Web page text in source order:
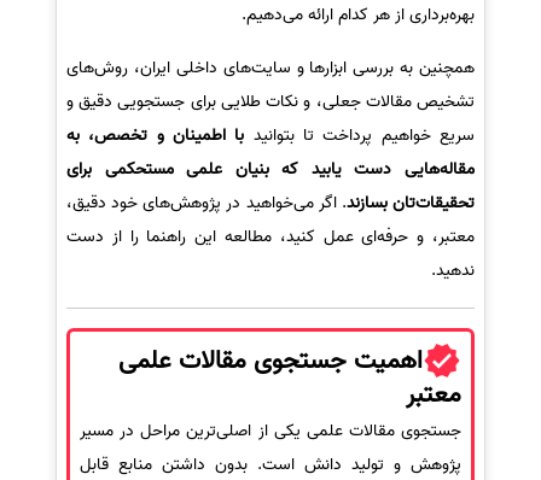
بهره‌برداری از هر کدام ارائه می‌دهیم.
همچنین به بررسی ابزارها و سایت‌های داخلی ایران، روش‌های
تشخیص مقالات جعلی، و نکات طلایی برای جستجویی دقیق و
سریع خواهیم پرداخت تا بتوانید با اطمینان و تخصص، به
مقاله‌هایی دست یابید که بنیان علمی مستحکمی برای
تحقیقات‌تان بسازند. اگر می‌خواهید در پژوهش‌های خود دقیق،
معتبر، و حرفه‌ای عمل کنید، مطالعه این راهنما را از دست
ندهید.
اهمیت جستجوی مقالات علمی
معتبر
جستجوی مقالات علمی یکی از اصلی‌ترین مراحل در مسیر
پژوهش و تولید دانش است. بدون داشتن منابع قابل